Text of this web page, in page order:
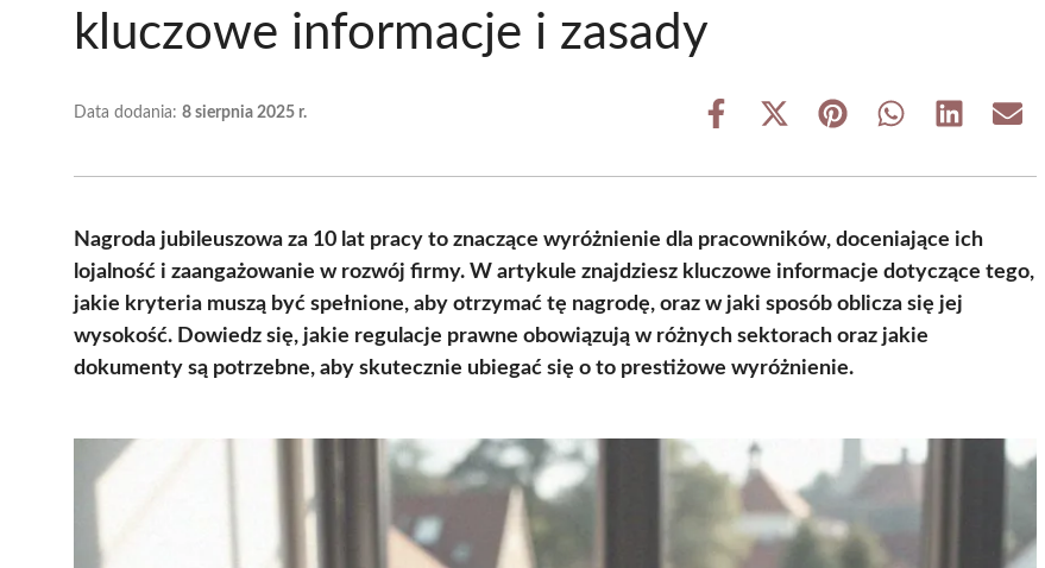
kluczowe informacje i zasady
Data dodania: 8 sierpnia 2025 r.
Share
Share
(Twitter)
Share Share Share Share
Nagroda jubileuszowa za 10 lat pracy to znaczące wyróżnienie dla pracowników, doceniające ich
lojalność i zaangażowanie w rozwój firmy. W artykule znajdziesz kluczowe informacje dotyczące tego,
jakie kryteria muszą być spełnione, aby otrzymać tę nagrodę, oraz w jaki sposób oblicza się jej
wysokość. Dowiedz się, jakie regulacje prawne obowiązują w różnych sektorach oraz jakie
dokumenty są potrzebne, aby skutecznie ubiegać się o to prestiżowe wyróżnienie.